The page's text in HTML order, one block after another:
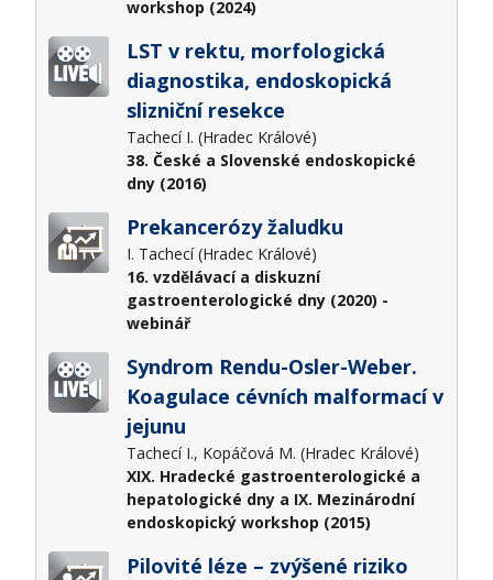
workshop (2024)
LST v rektu, morfologická
diagnostika, endoskopická
slizniční resekce
Tachecí I. (Hradec Králové)
38. České a Slovenské endoskopické
dny (2016)
Prekancerózy žaludku
I. Tachecí (Hradec Králové)
16. vzdělávací a diskuzní
gastroenterologické dny (2020) -
webinář
Syndrom Rendu-Osler-Weber.
Koagulace cévních malformací v
jejunu
Tachecí I., Kopáčová M. (Hradec Králové)
XIX. Hradecké gastroenterologické a
hepatologické dny a IX. Mezinárodní
endoskopický workshop (2015)
Pilovité léze – zvýšené riziko